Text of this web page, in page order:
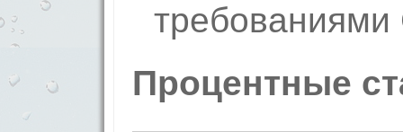
требованиями
Процентные